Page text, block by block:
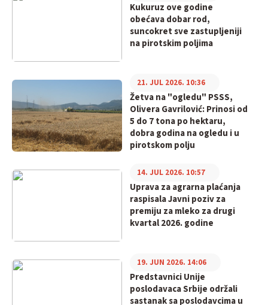
Kukuruz ove godine
obećava dobar rod,
suncokret sve zastupljeniji
na pirotskim poljima
Žetva na "ogledu" PSSS,
Olivera Gavrilović: Prinosi od
5 do 7 tona po hektaru,
dobra godina na ogledu i u
pirotskom polju
21. JUL 2026. 10:36
Uprava za agrarna plaćanja
raspisala Javni poziv za
premiju za mleko za drugi
kvartal 2026. godine
14. JUL 2026. 10:57
Predstavnici Unije
poslodavaca Srbije održali
sastanak sa poslodavcima u
19. JUN 2026. 14:06